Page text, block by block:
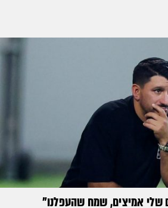
שלי אמיצים, שמח שהעפלנו"